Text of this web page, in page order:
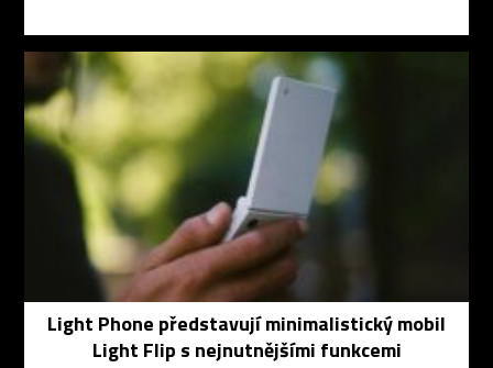
Light Phone představují minimalistický mobil
Light Flip s nejnutnějšími funkcemi